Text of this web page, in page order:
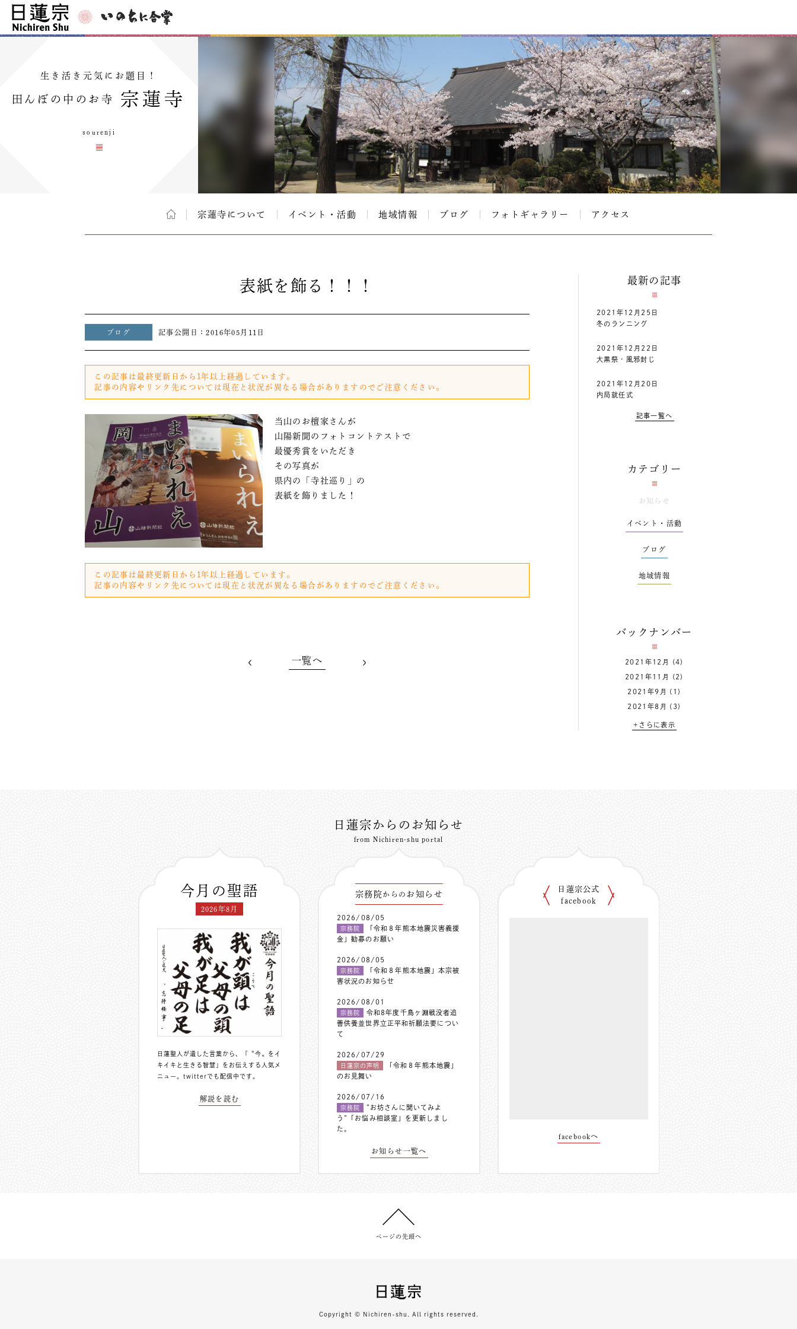
生き活き元気にお題目！
田んぼの中のお寺 宗蓮寺
sourenji
宗蓮寺について イベント・活動 地域情報 ブログ フォトギャラリー アクセス
表紙を飾る！！！
ブログ 記事公開日：2016年05月11日
この記事は最終更新日から1年以上経過しています。
記事の内容やリンク先については現在と状況が異なる場合がありますのでご注意ください。
当山のお檀家さんが
山陽新聞のフォトコントテストで
最優秀賞をいただき
その写真が
県内の「寺社巡り」の
表紙を飾りました！
この記事は最終更新日から1年以上経過しています。
記事の内容やリンク先については現在と状況が異なる場合がありますのでご注意ください。
一覧へ
最新の記事
2021年12月25日
冬のランニング
2021年12月22日
大黒祭・風邪封じ
2021年12月20日
内局就任式
記事一覧へ
カテゴリー
お知らせ
イベント・活動
ブログ
地域情報
バックナンバー
2021年12月 (4)
2021年11月 (2)
2021年9月 (1)
2021年8月 (3)
+さらに表示
日蓮宗からのお知らせ
from Nichiren-shu portal
今月の聖語
2026年8月
日蓮聖人が遺した言葉から、「〝今〟をイ
キイキと生きる智慧」をお伝えする人気メ
ニュー。 twitterでも配信中 です。
解説を読む
宗務院からの お知らせ
2026/08/05
宗務院
「令和８年熊本地震災害義援
金」勧募のお願い
2026/08/05
宗務院
「令和８年熊本地震」本宗被
害状況のお知らせ
2026/08/01
宗務院
令和8年度千鳥ヶ淵戦没者追
善供養並世界立正平和祈願法要につい
て
2026/07/29
日蓮宗の声明
「令和８年熊本地震」
のお見舞い
2026/07/16
宗務院
”お坊さんに聞いてみよ
う”「お悩み相談室」を更新しまし
た。
お知らせ一覧へ
日蓮宗公式
facebook
facebookへ
ページの先頭へ
Copyright © Nichiren-shu. All rights reserved.